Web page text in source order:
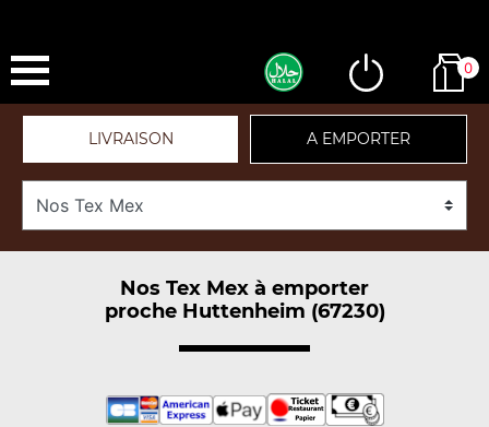
0
LIVRAISON A EMPORTER
Nos Tex Mex à emporter
proche Huttenheim (67230)